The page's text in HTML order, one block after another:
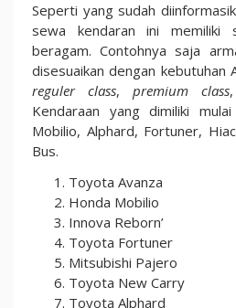
Seperti yang sudah
sewa kendaran ini memiliki
beragam. Contohnya saja
disesuaikan dengan kebutuhan
reguler class, premium class
Kendaraan yang dimiliki
Mobilio, Alphard, Fortuner,
Bus.
Toyota Avanza
Honda Mobilio
Innova Reborn’
Toyota Fortuner
Mitsubishi Pajero
Toyota New Carry
Toyota Alphard